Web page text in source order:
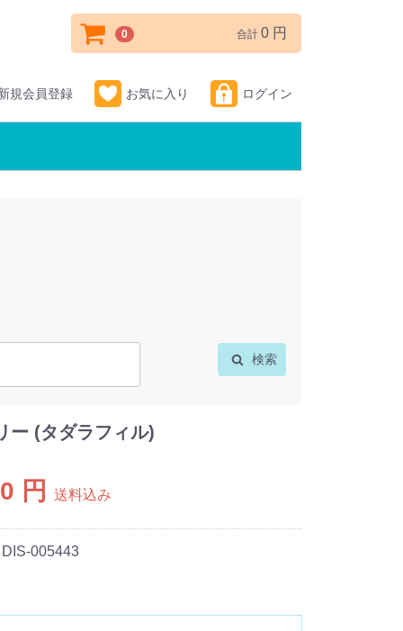
規会員登録 お気に入り ログイン
0 合計 0 円
検索
ー (タダラフィル)
円
送料込み
005443